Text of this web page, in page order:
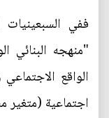
ففي
"منهجه البنائي
الواقع
اجتماعية (متغير